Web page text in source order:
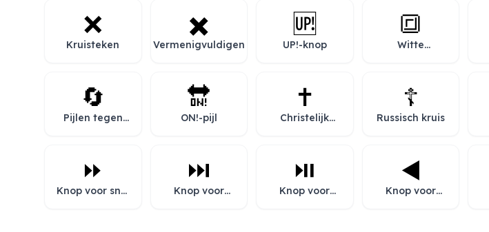
❌
Kruisteken
✖️
Vermenigvuldigen
🆙
UP!-knop
🔳
Witte
🔄
Pijlen tegen
🔛
ON!-pijl
✝️
Christelijk
☦️
Russisch kruis
⏩
Knop voor snel
⏭️
Knop voor
⏯️
Knop voor
◀️
Knop voor